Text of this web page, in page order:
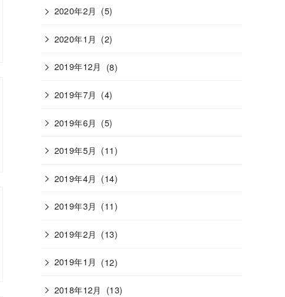
2020年2月 (5)
2020年1月 (2)
2019年12月 (8)
2019年7月 (4)
2019年6月 (5)
2019年5月 (11)
2019年4月 (14)
2019年3月 (11)
2019年2月 (13)
2019年1月 (12)
2018年12月 (13)